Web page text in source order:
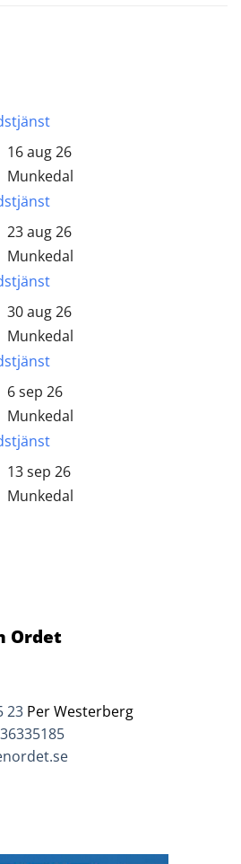
16 aug 26
Munkedal
23 aug 26
Munkedal
30 aug 26
Munkedal
6 sep 26
Munkedal
13 sep 26
Munkedal
Ordet
23 Per Westerberg